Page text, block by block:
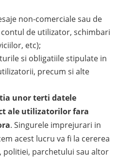
non-comerciale sau de
de utilizator, schimbari
etc);
si obligatiile stipulate in
precum si alte
unor terti datele
ale utilizatorilor fara
. Singurele imprejurari in
acest lucru va fi la cererea
parchetului sau altor